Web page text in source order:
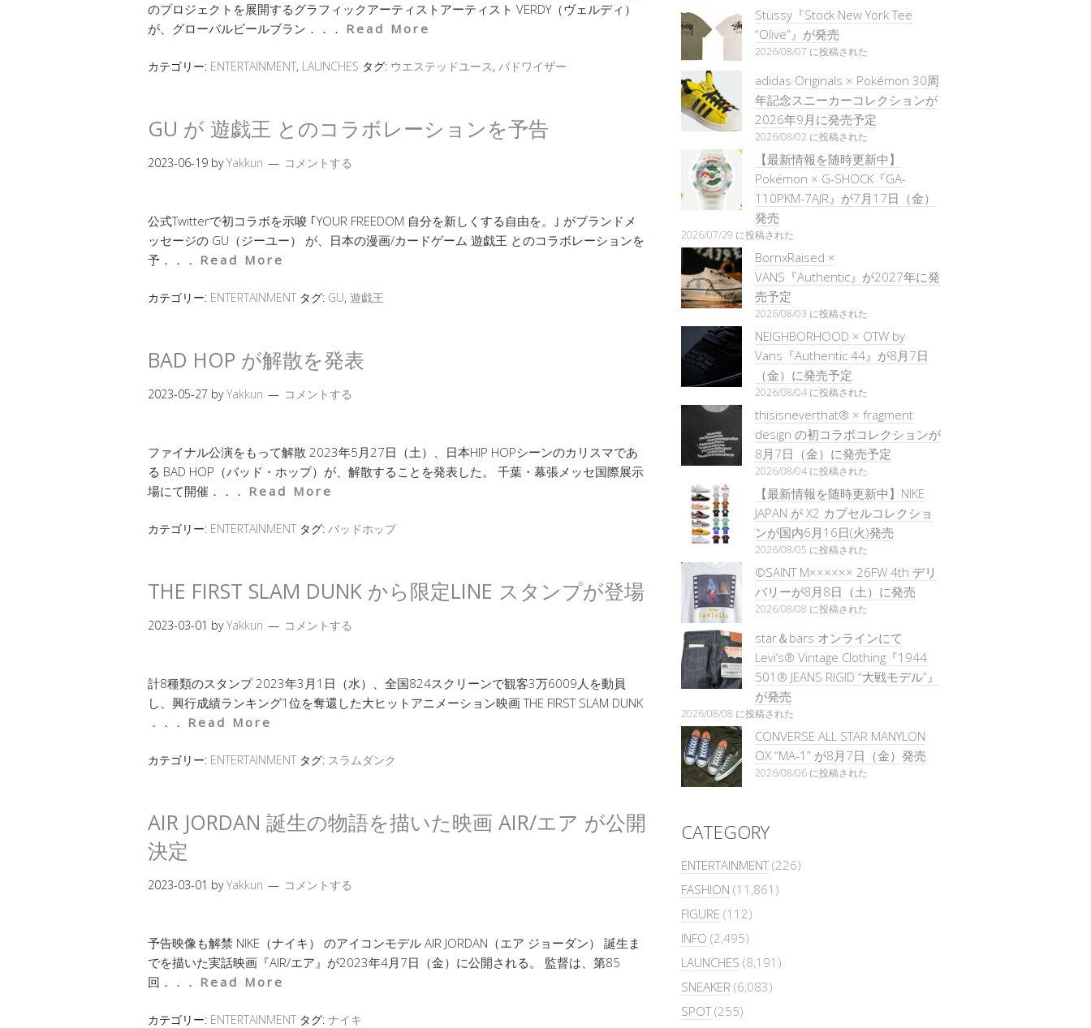
のプロジェクトを展開するグラフィックアーティストアーティスト VERDY（ヴェルディ）
が、グローバルビールブラン．．． Read More
カテゴリー: ENTERTAINMENT, LAUNCHES タグ: ウエステッドユース, バドワイザー
GU が 遊戯王 とのコラボレーションを予告
2023-06-19 byYakkun コメントする
公式Twitterで初コラボを示唆 ｢YOUR FREEDOM 自分を新しくする自由を。｣ がブランドメ
ッセージの GU（ジーユー） が、日本の漫画/カードゲーム 遊戯王 とのコラボレーションを
予．．． Read More
カテゴリー: ENTERTAINMENT タグ: GU, 遊戯王
BAD HOP が解散を発表
2023-05-27 byYakkun コメントする
ファイナル公演をもって解散 2023年5月27日（土）、日本HIP HOPシーンのカリスマであ
る BAD HOP（バッド・ホップ）が、解散することを発表した。 千葉・幕張メッセ国際展示
場にて開催．．． Read More
カテゴリー: ENTERTAINMENT タグ: バッドホップ
THE FIRST SLAM DUNK から限定LINE スタンプが登場
2023-03-01 byYakkun コメントする
計8種類のスタンプ 2023年3月1日（水）、全国824スクリーンで観客3万6009人を動員
し、興行成績ランキング1位を奪還した大ヒットアニメーション映画 THE FIRST SLAM DUNK
．．． Read More
カテゴリー: ENTERTAINMENT タグ: スラムダンク
AIR JORDAN 誕生の物語を描いた映画 AIR/エア が公開
決定
2023-03-01 byYakkun コメントする
予告映像も解禁 NIKE（ナイキ） のアイコンモデル AIR JORDAN（エア ジョーダン） 誕生ま
でを描いた実話映画『AIR/エア』が2023年4月7日（金）に公開される。 監督は、第85
回．．． Read More
カテゴリー: ENTERTAINMENT タグ: ナイキ
Stüssy『Stock New York Tee
“Olive”』が発売
2026/08/07 に投稿された
adidas Originals × Pokémon 30周
年記念スニーカーコレクションが
2026年9月に発売予定
2026/08/02 に投稿された
【最新情報を随時更新中】
Pokémon × G-SHOCK『GA-
110PKM-7AJR』が7月17日（金）
発売
2026/07/29 に投稿された
BornxRaised ×
VANS『Authentic』が2027年に発
売予定
2026/08/03 に投稿された
NEIGHBORHOOD × OTW by
Vans『Authentic 44』が8月7日
（金）に発売予定
2026/08/04 に投稿された
thisisneverthat® × fragment
design の初コラボコレクションが
8月7日（金）に発売予定
2026/08/04 に投稿された
【最新情報を随時更新中】NIKE
JAPAN が X2 カプセルコレクショ
ンが国内6月16日(火)発売
2026/08/05 に投稿された
©SAINT M×××××× 26FW 4th デリ
バリーが8月8日（土）に発売
2026/08/08 に投稿された
star＆bars オンラインにて
Levi’s® Vintage Clothing『1944
501® JEANS RIGID “大戦モデル”』
が発売
2026/08/08 に投稿された
CONVERSE ALL STAR MANYLON
OX “MA-1” が8月7日（金）発売
2026/08/06 に投稿された
CATEGORY
ENTERTAINMENT(226)
FASHION (11,861)
FIGURE (112)
INFO (2,495)
LAUNCHES (8,191)
SNEAKER (6,083)
SPOT(255)